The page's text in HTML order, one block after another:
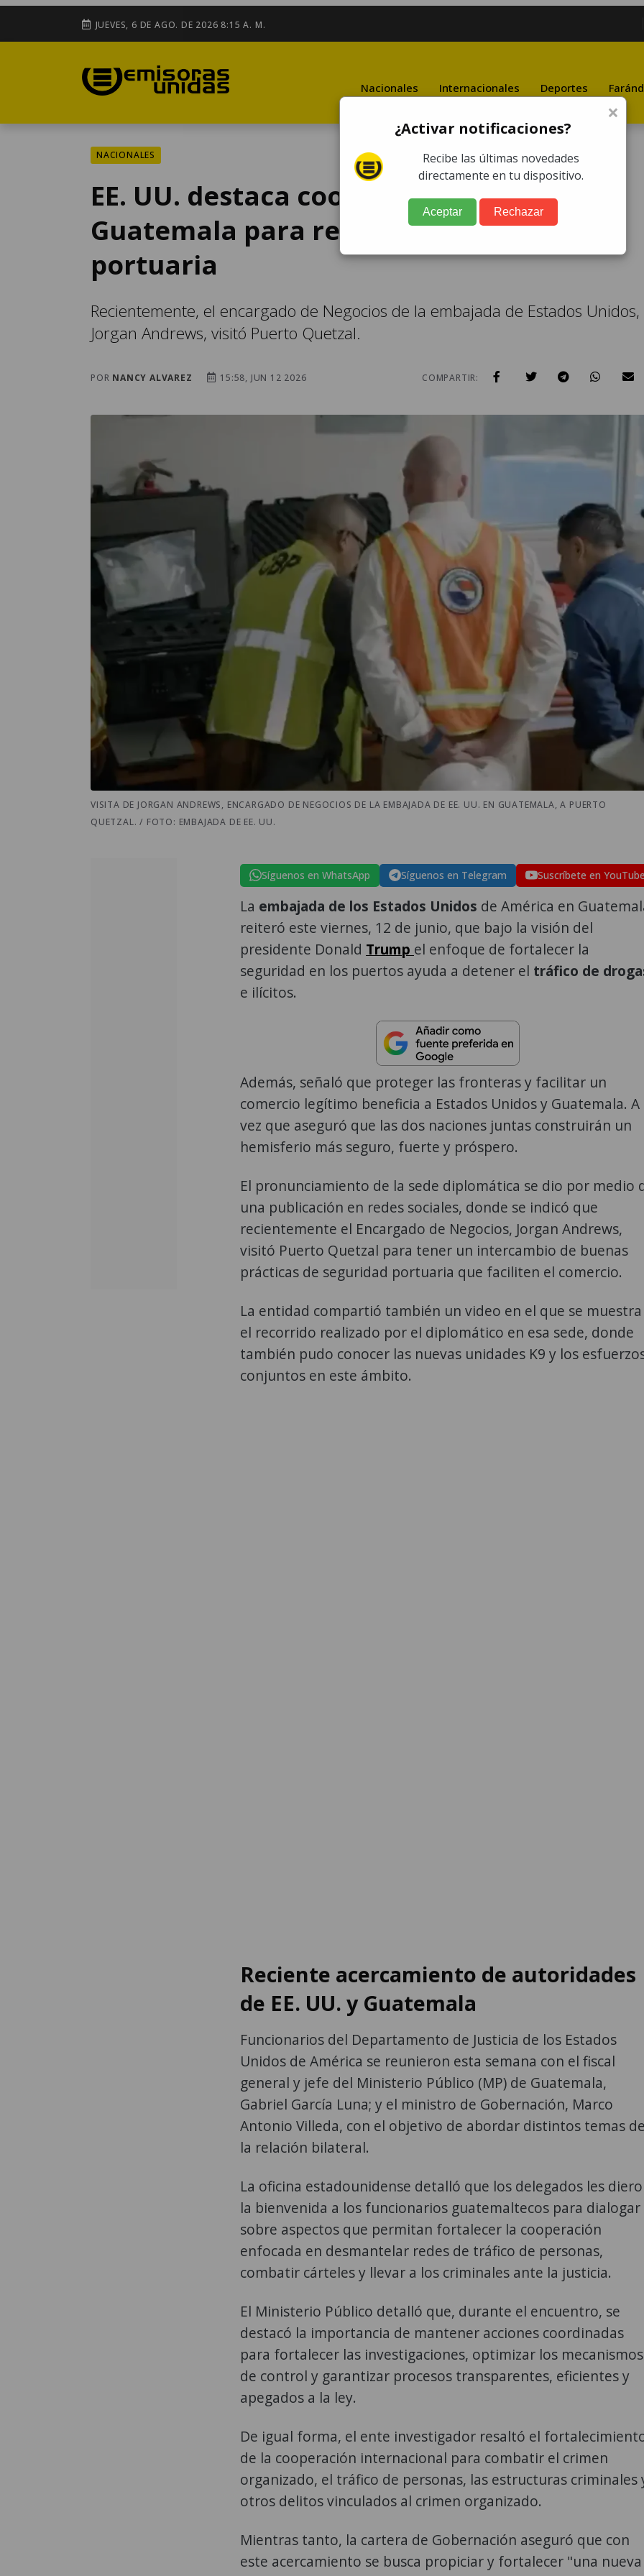
JUEVES, 6 DE AGO. DE 2026 8:15 A. M.
Nacionales Internacionales Deportes
NACIONALES
EE. UU. destaca cooperación con
Guatemala para reforzar la seguridad
portuaria
Recientemente, el encargado de Negocios de la embajada de Estados Unidos,
Jorgan Andrews, visitó Puerto Quetzal.
POR NANCY ALVAREZ 15:58, JUN 12 2026 COMPARTIR:
VISITA DE JORGAN ANDREWS, ENCARGADO DE NEGOCIOS DE LA EMBAJADA DE EE. UU. EN GUATEMALA, A PUERTO
QUETZAL. / FOTO: EMBAJADA DE EE. UU.
Síguenos en WhatsApp Síguenos en Telegram Suscríbete en
La embajada de los Estados Unidos de América en
reiteró este viernes, 12 de junio, que bajo la visión del
presidente Donald Trump el enfoque de fortalecer la
seguridad en los puertos ayuda a detener el tráfico de
e ilícitos.
Además, señaló que proteger las fronteras y facilitar un
comercio legítimo beneficia a Estados Unidos y Guatemala. A
vez que aseguró que las dos naciones juntas construirán un
hemisferio más seguro, fuerte y próspero.
El pronunciamiento de la sede diplomática se dio por medio
una publicación en redes sociales, donde se indicó que
recientemente el Encargado de Negocios, Jorgan Andrews,
visitó Puerto Quetzal para tener un intercambio de buenas
prácticas de seguridad portuaria que faciliten el comercio.
La entidad compartió también un video en el que se muestra
el recorrido realizado por el diplomático en esa sede, donde
también pudo conocer las nuevas unidades K9 y los
conjuntos en este ámbito.
Reciente acercamiento de autoridades
de EE. UU. y Guatemala
Funcionarios del Departamento de Justicia de los Estados
Unidos de América se reunieron esta semana con el fiscal
general y jefe del Ministerio Público (MP) de Guatemala,
Gabriel García Luna; y el ministro de Gobernación, Marco
Antonio Villeda, con el objetivo de abordar distintos temas
la relación bilateral.
La oficina estadounidense detalló que los delegados les
la bienvenida a los funcionarios guatemaltecos para dialogar
sobre aspectos que permitan fortalecer la cooperación
enfocada en desmantelar redes de tráfico de personas,
combatir cárteles y llevar a los criminales ante la justicia.
El Ministerio Público detalló que, durante el encuentro, se
destacó la importancia de mantener acciones coordinadas
para fortalecer las investigaciones, optimizar los mecanismos
de control y garantizar procesos transparentes, eficientes y
apegados a la ley.
De igual forma, el ente investigador resaltó el
de la cooperación internacional para combatir el crimen
organizado, el tráfico de personas, las estructuras criminales
otros delitos vinculados al crimen organizado.
Mientras tanto, la cartera de Gobernación aseguró que con
este acercamiento se busca propiciar y fortalecer "una nueva
×
¿Activar notificaciones?
Recibe las últimas novedades
directamente en tu dispositivo.
Aceptar Rechazar